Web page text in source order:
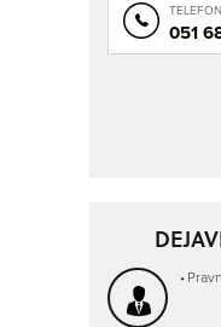
TELEFON
051